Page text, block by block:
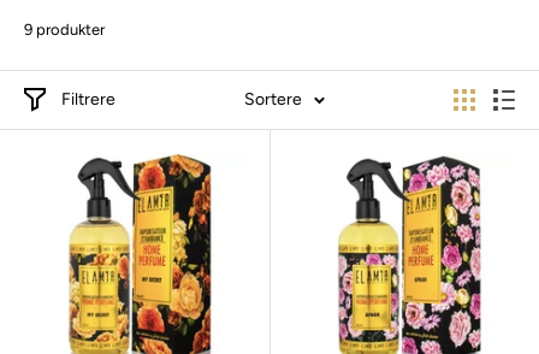
9 produkter
Filtrere Sortere